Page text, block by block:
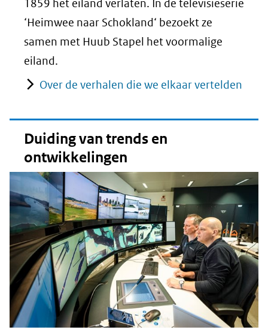
1859 het eiland verlaten. In de televisieserie
‘Heimwee naar Schokland‘ bezoekt ze
samen met Huub Stapel het voormalige
eiland.
Over de verhalen die we elkaar vertelden
Duiding van trends en
ontwikkelingen